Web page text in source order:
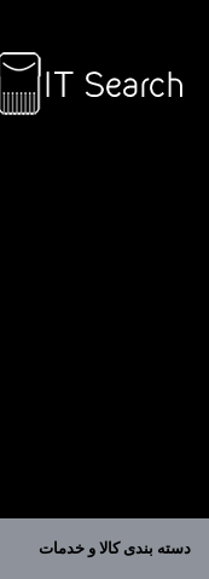
دسته بندی کالا و خدمات